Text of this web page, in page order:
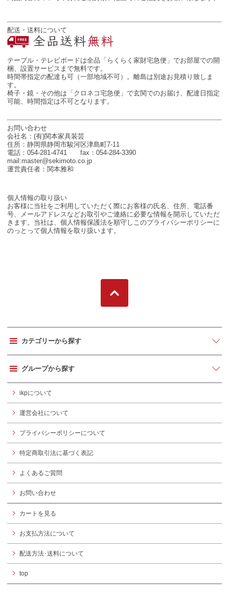
配送・送料について
テーブル・テレビボードは全品「らくらく家財宅急便」でお部屋での開
梱、設置サービスまで無料です。
時間帯指定の配達も可（一部地域不可）。離島は別途お見積り致しま
す。
椅子・鏡・その他は「クロネコ宅急便」で玄関でのお届け、配達日指定
可能、時間指定は不可となります。
お問い合わせ
会社名：(有)関本家具装芸
住所：静岡県静岡市駿河区津島町7-11
電話：054-281-4741 fax：054-284-3390
mail:master@sekimoto.co.jp
運営責任者：関本雅和
個人情報の取り扱い
お客様に当社をご利用していただく際にお客様の氏名、住所、電話番
号、メールアドレスなどお取引やご連絡に必要な情報を開示していただ
きます。当社は、個人情報保護法を順守しこのプライバシーポリシーに
のっとって個人情報を取り扱います。
カテゴリーから探す
グループから探す
ikpについて
運営会社について
プライバシーポリシーについて
特定商取引法に基づく表記
よくあるご質問
お問い合わせ
カートを見る
お支払方法について
配送方法･送料について
top